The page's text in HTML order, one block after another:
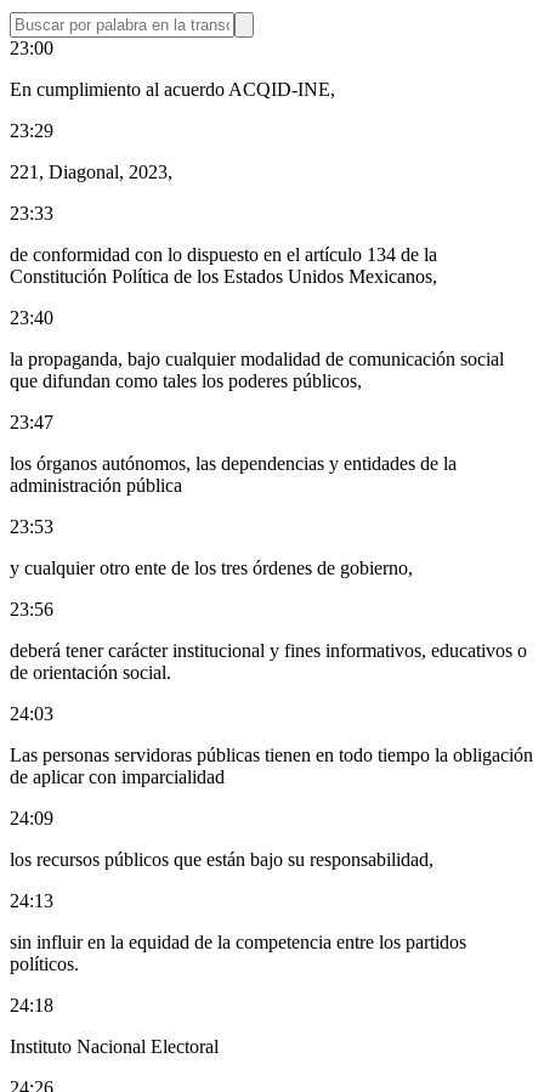
23:00
En cumplimiento al acuerdo ACQID-INE,
23:29
221, Diagonal, 2023,
23:33
de conformidad con lo dispuesto en el artículo 134 de la
Constitución Política de los Estados Unidos Mexicanos,
23:40
la propaganda, bajo cualquier modalidad de comunicación social
que difundan como tales los poderes públicos,
23:47
los órganos autónomos, las dependencias y entidades de la
administración pública
23:53
y cualquier otro ente de los tres órdenes de gobierno,
23:56
deberá tener carácter institucional y fines informativos, educativos o
de orientación social.
24:03
Las personas servidoras públicas tienen en todo tiempo la obligación
de aplicar con imparcialidad
24:09
los recursos públicos que están bajo su responsabilidad,
24:13
sin influir en la equidad de la competencia entre los partidos
políticos.
24:18
Instituto Nacional Electoral
24:26